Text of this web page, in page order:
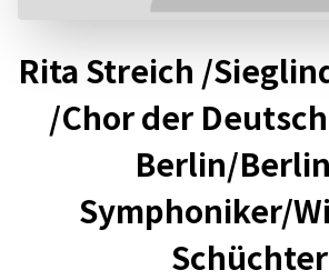
Rita Streich /
/Chor der
Berlin/
Symphoniker/
Schüchter